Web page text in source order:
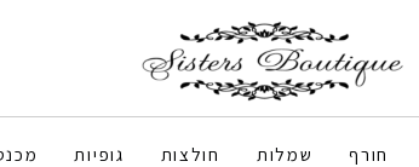
חורף שמלות חולצות גופיות